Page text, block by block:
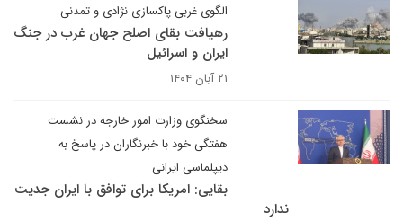
الگوی غربی پاکسازی نژادی و تمدنی
رهیافت بقای اصلح جهان غرب در جنگ
ایران و اسرائیل
۲۱ آبان ۱۴۰۴
سخنگوی وزارت امور خارجه در نشست
هفتگی خود با خبرنگاران در پاسخ به
دیپلماسی ایرانی
بقایی: امریکا برای توافق با ایران جدیت
ندارد